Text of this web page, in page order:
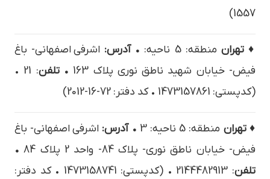
1557)
♦ تهران منطقه: 5 ناحیه: • آدرس: اشرفی اصفهانی- باغ
فیض- خیابان شهید ناطق نوری پلاک 163
• تلفن
: 21 •
(کدپستی: 1473157861 • کد دفتر: 72-16-2012)
♦ تهران منطقه: 5 ناحیه: 3 • آدرس: اشرفی اصفهانی- باغ
فیض- خیابان ناطق نوری- پلاک 84- واحد 2 پلاک 84
•
تلفن
: 2144482913 • (کدپستی: 1473158741 • کد دفتر: